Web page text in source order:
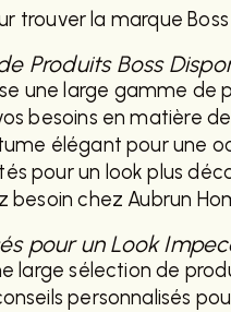
trouver la marque Boss
Produits Boss
une large gamme de
besoins en matière
élégant pour une
pour un look plus
besoin chez Aubrun
pour un Look
large sélection de
personnalisés